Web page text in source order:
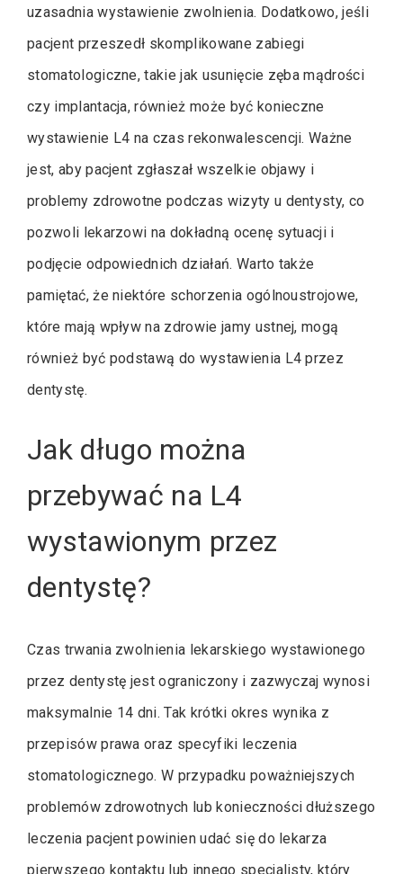
uzasadnia wystawienie zwolnienia. Dodatkowo, jeśli
pacjent przeszedł skomplikowane zabiegi
stomatologiczne, takie jak usunięcie zęba mądrości
czy implantacja, również może być konieczne
wystawienie L4 na czas rekonwalescencji. Ważne
jest, aby pacjent zgłaszał wszelkie objawy i
problemy zdrowotne podczas wizyty u dentysty, co
pozwoli lekarzowi na dokładną ocenę sytuacji i
podjęcie odpowiednich działań. Warto także
pamiętać, że niektóre schorzenia ogólnoustrojowe,
które mają wpływ na zdrowie jamy ustnej, mogą
również być podstawą do wystawienia L4 przez
dentystę.
Jak długo można
przebywać na L4
wystawionym przez
dentystę?
Czas trwania zwolnienia lekarskiego wystawionego
przez dentystę jest ograniczony i zazwyczaj wynosi
maksymalnie 14 dni. Tak krótki okres wynika z
przepisów prawa oraz specyfiki leczenia
stomatologicznego. W przypadku poważniejszych
problemów zdrowotnych lub konieczności dłuższego
leczenia pacjent powinien udać się do lekarza
pierwszego kontaktu lub innego specjalisty, który